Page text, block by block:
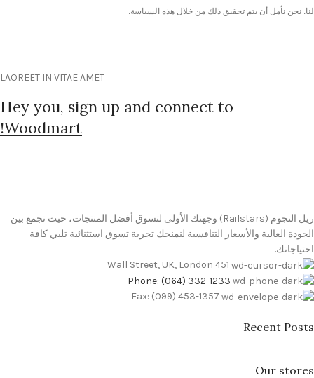
لنا. نحن نأمل أن يتم تحقيق ذلك من خلال هذه السياسة.
LAOREET IN VITAE AMET
Hey you, sign up and connect to
Woodmart!
ريل النجوم (Railstars) وجهتك الأولى لتسوق أفضل المنتجات، حيث نجمع بين
الجودة العالية والأسعار التنافسية لنمنحك تجربة تسوق استثنائية تلبي كافة
احتياجاتك.
451 Wall Street, UK, London
Phone: (064) 332-1233
Fax: (099) 453-1357
Recent Posts
Our stores